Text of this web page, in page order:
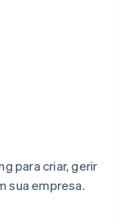
para criar, gerir
sua empresa.